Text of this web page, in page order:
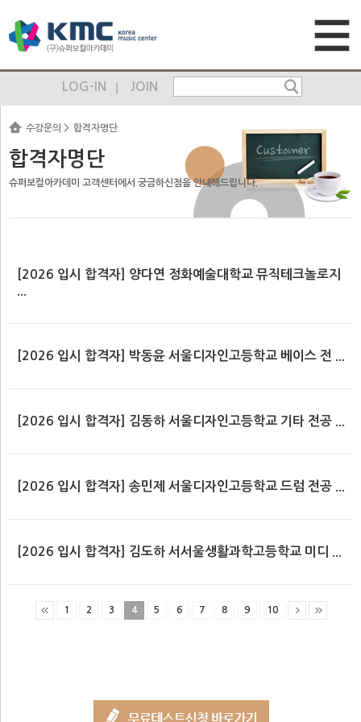
LOG-IN JOIN
수강문의 합격자명단
합격자명단
슈퍼보컬아카데미 고객센터에서 궁금하신점을 안내해드립니다.
[2026 입시 합격자] 양다연 정화예술대학교 뮤직테크놀로지
[2026 입시 합격자] 박동윤 서울디자인고등학교 베이스 전 ...
[2026 입시 합격자] 김동하 서울디자인고등학교 기타 전공 ...
[2026 입시 합격자] 송민제 서울디자인고등학교 드럼 전공 ...
[2026 입시 합격자] 김도하 서서울생활과학고등학교 미디 ...
1 2 3 4 5 6 7 8 9 10